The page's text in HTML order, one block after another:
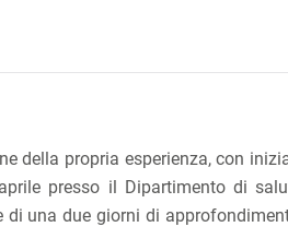
della propria esperienza, con
presso il Dipartimento di
di una due giorni di